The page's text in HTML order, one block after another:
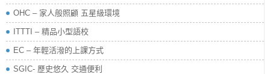
OHC – 家人般照顧 五星級環境
ITTTI – 精品小型語校
EC – 年輕活潑的上課方式
SGIC- 歷史悠久 交通便利